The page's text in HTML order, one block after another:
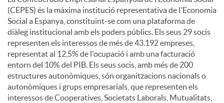
(CEPES) és la màxima institució representativa de l'Economia
Social a Espanya, constituint-se com una plataforma de
diàleg institucional amb els poders públics. Els seus 29 socis
representen els interessos de més de 43.192 empreses,
representat al 12,5% de l'ocupació i amb una facturació
entorn del 10% del PIB. Els seus socis, amb més de 200
estructures autonòmiques, són organitzacions nacionals o
autonòmiques i grups empresarials, que representen els
interessos de Cooperatives, Societats Laborals, Mutualitats,